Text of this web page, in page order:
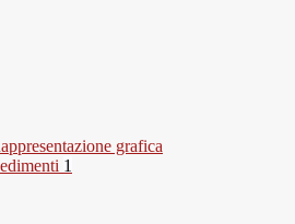
grafica
1